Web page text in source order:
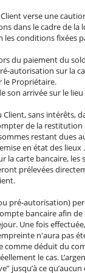
verse une
dans le cadre de la
les conditions fixées
du paiement du
autorisation sur la
le Propriétaire.
son arrivée sur le
sans intérêts,
de la restitution
restant dues
en état des lieux
la carte bancaire, les
prélevées
pré-autorisation)
bancaire afin
Une fois
n'aura pas
comme déduit du
le cas.
jusqu’à ce